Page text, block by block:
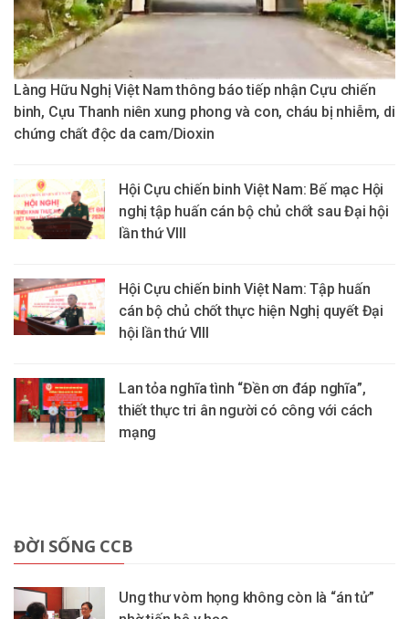
Làng Hữu Nghị Việt Nam thông báo tiếp nhận Cựu chiến
binh, Cựu Thanh niên xung phong và con, cháu bị nhiễm, di
chứng chất độc da cam/Dioxin
Hội Cựu chiến binh Việt Nam: Bế mạc Hội
nghị tập huấn cán bộ chủ chốt sau Đại hội
lần thứ VIII
Hội Cựu chiến binh Việt Nam: Tập huấn
cán bộ chủ chốt thực hiện Nghị quyết Đại
hội lần thứ VIII
Lan tỏa nghĩa tình “Đền ơn đáp nghĩa”,
thiết thực tri ân người có công với cách
mạng
ĐỜI SỐNG CCB
Ung thư vòm họng không còn là “án tử”